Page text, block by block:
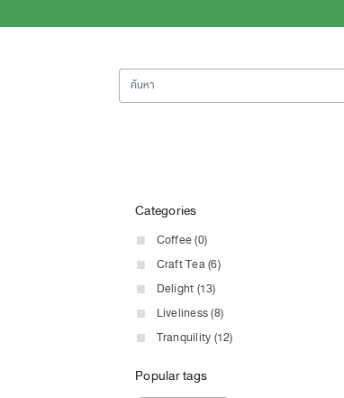
ค้นหา
Categories
Coffee (0)
Craft Tea (6)
Delight (13)
Liveliness (8)
Tranquility (12)
Popular tags